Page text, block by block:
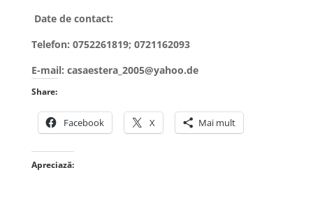
Date de contact:
Telefon: 0752261819; 0721162093
E-mail: casaestera_2005@yahoo.de
Share:
Facebook X Mai mult
Apreciază: